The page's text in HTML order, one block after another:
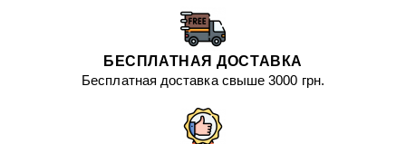
БЕСПЛАТНАЯ ДОСТАВКА
Бесплатная доставка свыше 3000 грн.